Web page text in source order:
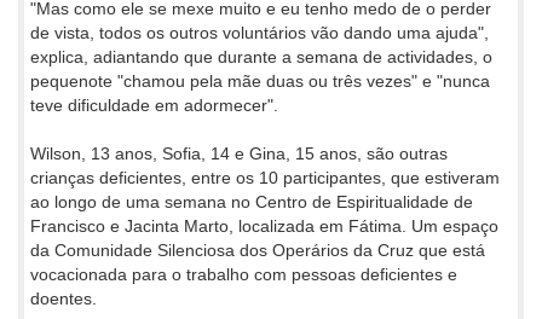
"Mas como ele se mexe muito e eu tenho medo de o perder
de vista, todos os outros voluntários vão dando uma ajuda",
explica, adiantando que durante a semana de actividades, o
pequenote "chamou pela mãe duas ou três vezes" e "nunca
teve dificuldade em adormecer".
Wilson, 13 anos, Sofia, 14 e Gina, 15 anos, são outras
crianças deficientes, entre os 10 participantes, que estiveram
ao longo de uma semana no Centro de Espiritualidade de
Francisco e Jacinta Marto, localizada em Fátima. Um espaço
da Comunidade Silenciosa dos Operários da Cruz que está
vocacionada para o trabalho com pessoas deficientes e
doentes.